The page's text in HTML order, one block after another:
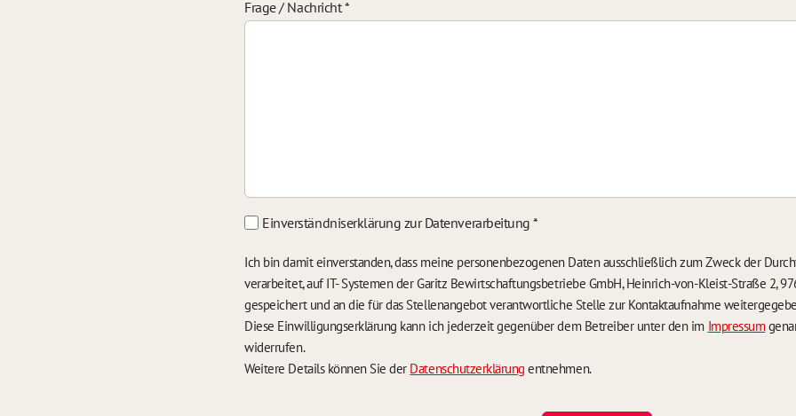
Frage / Nachricht*
Einverständniserklärung zur Datenverarbeitung*
Ich bin damit einverstanden, dass meine personenbezogenen Daten ausschließlich zum Zweck der
verarbeitet, auf IT- Systemen der Garitz Bewirtschaftungsbetriebe GmbH, Heinrich-von-Kleist-Straße 2,
gespeichert und an die für das Stellenangebot verantwortliche Stelle zur Kontaktaufnahme
Diese Einwilligungserklärung kann ich jederzeit gegenüber dem Betreiber unter den im Impressum
widerrufen.
Weitere Details können Sie der Datenschutzerklärung entnehmen.